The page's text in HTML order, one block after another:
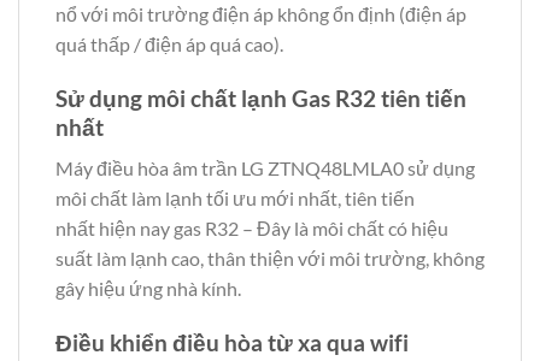
nổ với môi trường điện áp không ổn định (điện áp
quá thấp / điện áp quá cao).
Sử dụng môi chất lạnh Gas R32 tiên tiến
nhất
Máy điều hòa âm trần LG ZTNQ48LMLA0 sử dụng
môi chất làm lạnh tối ưu mới nhất, tiên tiến
nhất hiện nay gas R32 – Đây là môi chất có hiệu
suất làm lạnh cao, thân thiện với môi trường, không
gây hiệu ứng nhà kính.
Điều khiển điều hòa từ xa qua wifi